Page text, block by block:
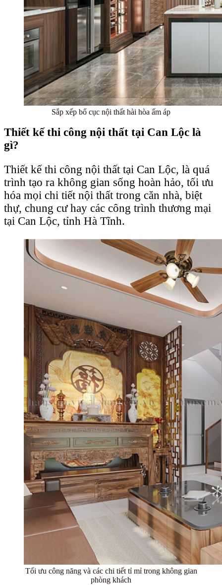
Sắp xếp bố cục nội thất hài hòa ấm áp
Thiết kế thi công nội thất tại Can Lộc là
gì?
Thiết kế thi công nội thất tại Can Lộc, là quá
trình tạo ra không gian sống hoàn hảo, tối ưu
hóa mọi chi tiết nội thất trong căn nhà, biệt
thự, chung cư hay các công trình thương mại
tại Can Lộc, tỉnh Hà Tĩnh.
Tối ưu công năng và các chi tiết tỉ mỉ trong không gian
phòng khách